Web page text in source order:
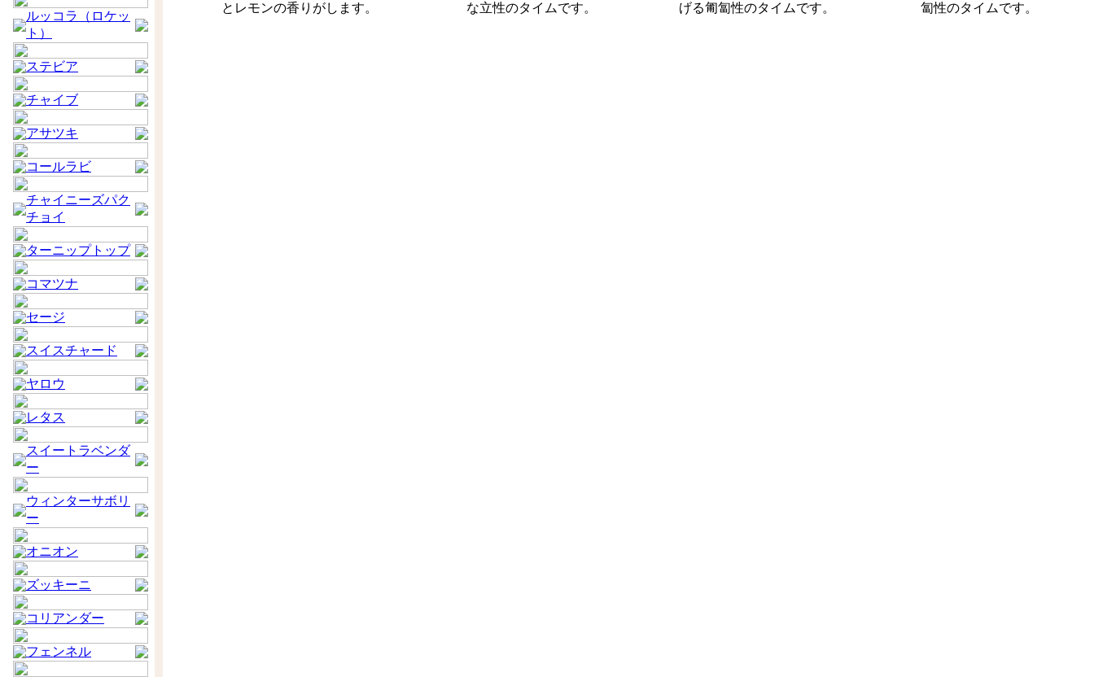
ルッコラ（ロケッ
ト）
ステビア
チャイブ
アサツキ
コールラビ
チャイニーズパク
チョイ
ターニップトップ
コマツナ
セージ
スイスチャード
ヤロウ
レタス
スイートラベンダ
ー
ウィンターサボリ
ー
オニオン
ズッキーニ
コリアンダー
フェンネル
とレモンの香りがします。
な立性のタイムです。
げる匍匐性のタイムです。
匐性のタイムです。